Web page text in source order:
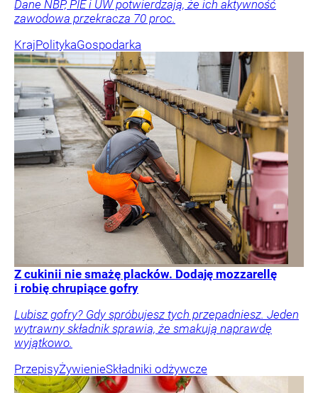
Dane NBP, PIE i UW potwierdzają, że ich aktywność
zawodowa przekracza 70 proc.
KrajPolitykaGospodarka
Z cukinii nie smażę placków. Dodaję mozzarellę
i robię chrupiące gofry
Lubisz gofry? Gdy spróbujesz tych przepadniesz. Jeden
wytrawny składnik sprawia, że smakują naprawdę
wyjątkowo.
PrzepisyŻywienieSkładniki odżywcze